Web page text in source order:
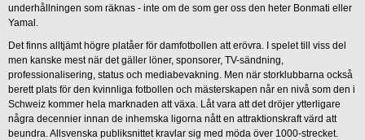
underhållningen som räknas - inte om de som ger oss den heter Bonmati eller
Yamal.
Det finns alltjämt högre platåer för damfotbollen att erövra. I spelet till viss del
men kanske mest när det gäller löner, sponsorer, TV-sändning,
professionalisering, status och mediabevakning. Men när storklubbarna också
berett plats för den kvinnliga fotbollen och mästerskapen når en nivå som den i
Schweiz kommer hela marknaden att växa. Låt vara att det dröjer ytterligare
några decennier innan de inhemska ligorna nått en attraktionskraft värd att
beundra. Allsvenska publiksnittet kravlar sig med möda över 1000-strecket.